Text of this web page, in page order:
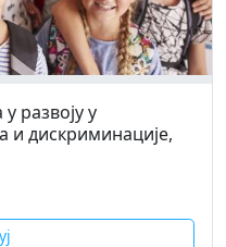
развоју у
и дискриминације,